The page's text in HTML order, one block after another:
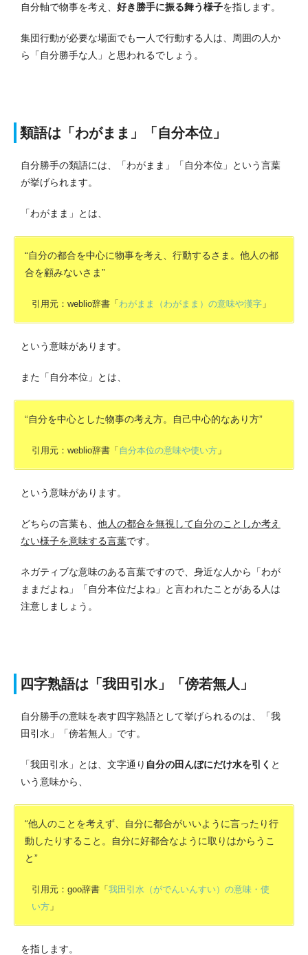
自分軸で物事を考え、 好き勝手に振る舞う様子を指します。
集団行動が必要な場面でも一人で行動する人は、周囲の人か
ら「自分勝手な人」と思われるでしょう。
類語は「わがまま」「自分本位」
自分勝手の類語には、「わがまま」「自分本位」という言葉
が挙げられます。
「わがまま」とは、
“自分の都合を中心に物事を考え、行動するさま。他人の都
合を顧みないさま”
引用元：weblio辞書「 わがまま（わがまま）の意味や漢字 」
という意味があります。
また「自分本位」とは、
“自分を中心とした物事の考え方。自己中心的なあり方”
引用元：weblio辞書「 自分本位の意味や使い方 」
という意味があります。
どちらの言葉も、 他人の都合を無視して自分のことしか考え
ない様子を意味する言葉です。
ネガティブな意味のある言葉ですので、身近な人から「わが
ままだよね」「自分本位だよね」と言われたことがある人は
注意しましょう。
四字熟語は「我田引水」「傍若無人」
自分勝手の意味を表す四字熟語として挙げられるのは、「我
田引水」「傍若無人」です。
「我田引水」とは、文字通り 自分の田んぼにだけ水を引く と
いう意味から、
“他人のことを考えず、自分に都合がいいように言ったり行
動したりすること。自分に好都合なように取りはからうこ
と”
引用元：goo辞書「 我田引水（がでんいんすい）の意味・使
い方 」
を指します。